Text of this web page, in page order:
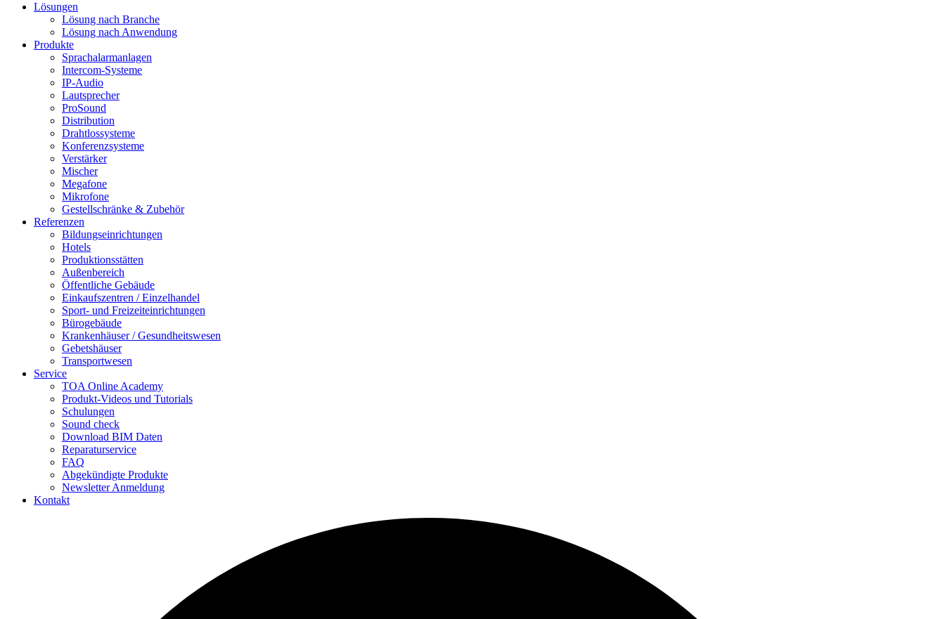
Lösungen
Lösung nach Branche
Lösung nach Anwendung
Produkte
Sprachalarmanlagen
Intercom-Systeme
IP-Audio
Lautsprecher
ProSound
Distribution
Drahtlossysteme
Konferenzsysteme
Verstärker
Mischer
Megafone
Mikrofone
Gestellschränke & Zubehör
Referenzen
Bildungseinrichtungen
Hotels
Produktionsstätten
Außenbereich
Öffentliche Gebäude
Einkaufszentren / Einzelhandel
Sport- und Freizeiteinrichtungen
Bürogebäude
Krankenhäuser / Gesundheitswesen
Gebetshäuser
Transportwesen
Service
TOA Online Academy
Produkt-Videos und Tutorials
Schulungen
Sound check
Download BIM Daten
Reparaturservice
FAQ
Abgekündigte Produkte
Newsletter Anmeldung
Kontakt